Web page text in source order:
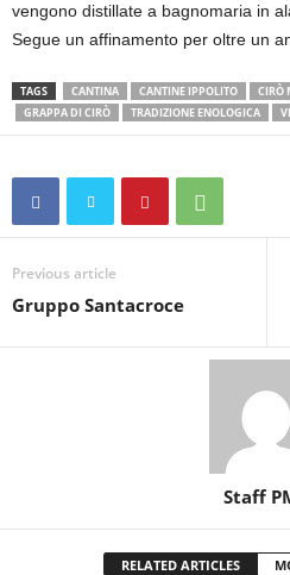
vengono distillate a bagnomaria in
Segue un affinamento per oltre un
TAGS CANTINA CANTINE IPPOLITO CIRÒ
GRAPPA DI CIRÒ
TRADIZIONE ENOLOGICA
Previous article
Gruppo Santacroce
Staff
RELATED ARTICLES